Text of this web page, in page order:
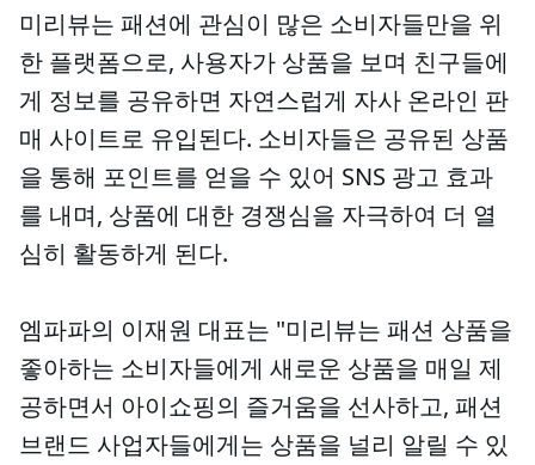
미리뷰는 패션에 관심이 많은 소비자들만을 위
한 플랫폼으로, 사용자가 상품을 보며 친구들에
게 정보를 공유하면 자연스럽게 자사 온라인 판
매 사이트로 유입된다. 소비자들은 공유된 상품
을 통해 포인트를 얻을 수 있어 SNS 광고 효과
를 내며, 상품에 대한 경쟁심을 자극하여 더 열
심히 활동하게 된다.
엠파파의 이재원 대표는 "미리뷰는 패션 상품을
좋아하는 소비자들에게 새로운 상품을 매일 제
공하면서 아이쇼핑의 즐거움을 선사하고, 패션
브랜드 사업자들에게는 상품을 널리 알릴 수 있